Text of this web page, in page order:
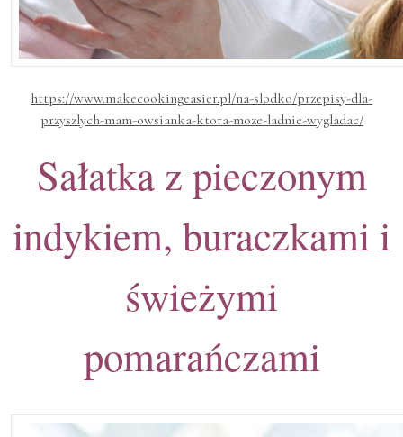
https://www.makecookingeasier.pl/na-slodko/przepisy-dla-
przyszlych-mam-owsianka-ktora-moze-ladnie-wygladac/
Sałatka z pieczonym
indykiem, buraczkami i
świeżymi
pomarańczami